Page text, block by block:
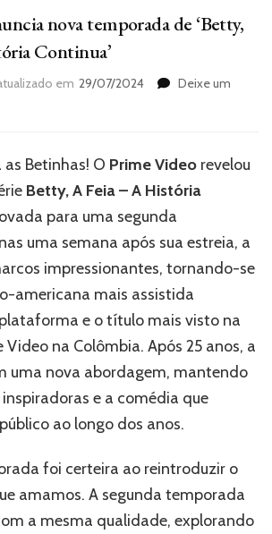
nova temporada de ‘Betty,
Continua’
em 29/07/2024
Deixe um
Betinhas! O Prime Video revelou
Betty, A Feia – A História
para uma segunda
uma semana após sua estreia, a
impressionantes, tornando-se
americana mais assistida
e o título mais visto na
na Colômbia. Após 25 anos, a
uma nova abordagem, mantendo
e a comédia que
ao longo dos anos.
foi certeira ao reintroduzir o
amamos. A segunda temporada
a mesma qualidade, explorando